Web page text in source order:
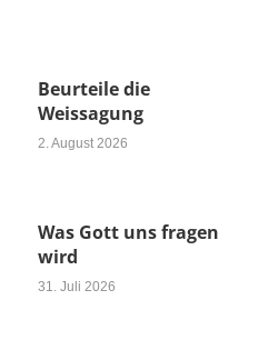
Beurteile die
Weissagung
2. August 2026
Was Gott uns fragen
wird
31. Juli 2026